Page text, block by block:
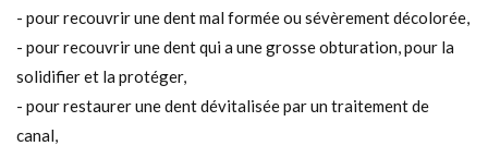
- pour recouvrir une dent mal formée ou sévèrement décolorée,
- pour recouvrir une dent qui a une grosse obturation, pour la
solidifier et la protéger,
- pour restaurer une dent dévitalisée par un traitement de
canal,